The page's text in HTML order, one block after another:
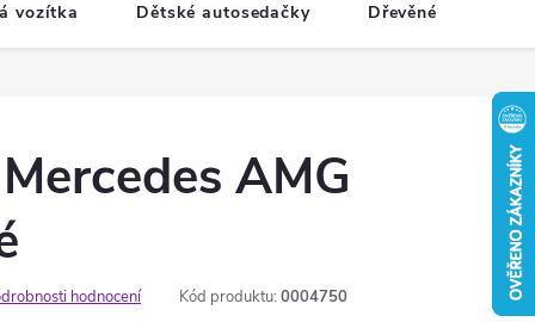
vozítka Dětské autosedačky Dřevěné hračky
AMG
hodnocení Kód produktu: 0004750